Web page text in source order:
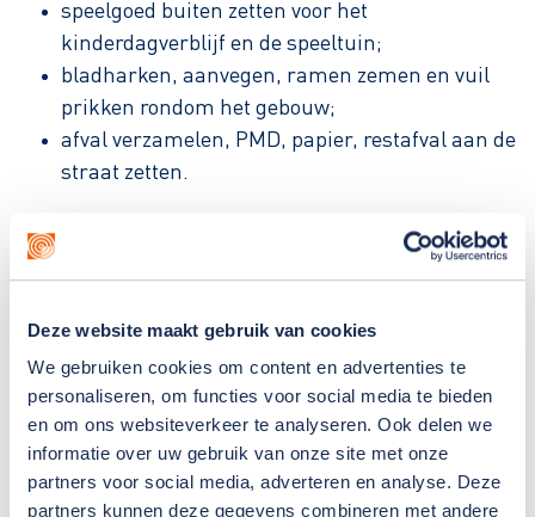
Deze website maakt gebruik van cookies
We gebruiken cookies om content en advertenties te
personaliseren, om functies voor social media te bieden
en om ons websiteverkeer te analyseren. Ook delen we
informatie over uw gebruik van onze site met onze
partners voor social media, adverteren en analyse. Deze
partners kunnen deze gegevens combineren met andere
speelgoed buiten zetten voor het
kinderdagverblijf en de speeltuin;
bladharken, aanvegen, ramen zemen en vuil
prikken rondom het gebouw;
afval verzamelen, PMD, papier, restafval aan de
straat zetten.
Begeleiding
ondersteunen waar jij dat nodig hebt. Eén van hen
is jouw persoonlijk begeleider. Hij of zij is het eerste
aanspreekpunt voor jou en je verwanten. Met hem
of haar bespreek je regelmatig hoe het gaat op je
werk.